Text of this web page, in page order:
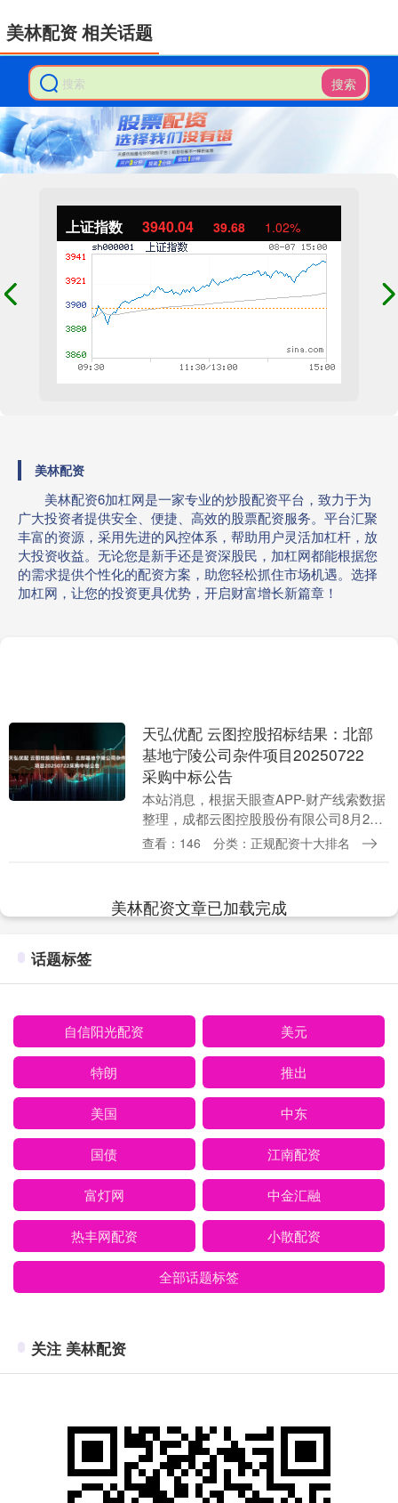
搜索
上证指数 3940.04 39.68 1.02%
美林配资
美林配资6加杠网是一家专业的炒股配资平台，致力于为
广大投资者提供安全、便捷、高效的股票配资服务。平台汇聚
丰富的资源，采用先进的风控体系，帮助用户灵活加杠杆，放
大投资收益。无论您是新手还是资深股民，加杠网都能根据您
的需求提供个性化的配资方案，助您轻松抓住市场机遇。选择
加杠网，让您的投资更具优势，开启财富增长新篇章！
美林配资 相关话题
天弘优配 云图控股招标结果：北部
基地宁陵公司杂件项目20250722
采购中标公告
本站消息，根据天眼查APP-财产线索数据
整理，成都云图控股股份有限公司8月22
日发布《北部基地宁陵公司杂件项目
查看：146 分类：正规配资十大排名
美林配资文章已加载完成
话题标签
自信阳光配资 美元
特朗 推出
美国 中东
国债 江南配资
富灯网 中金汇融
热丰网配资 小散配资
全部话题标签
关注 美林配资